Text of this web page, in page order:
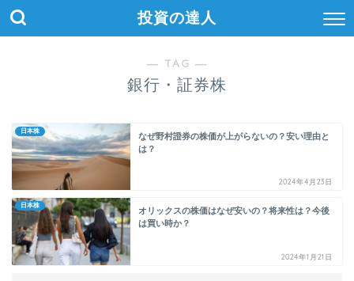
投資の達人
― TAG ―
銀行・証券株
日本株
なぜ野村證券の株価が上がらないの？安い理由と
は？
2024年4月23日
日本株
オリックスの株価はなぜ安いの？将来性は？今後
は買い時か？
2024年1月21日